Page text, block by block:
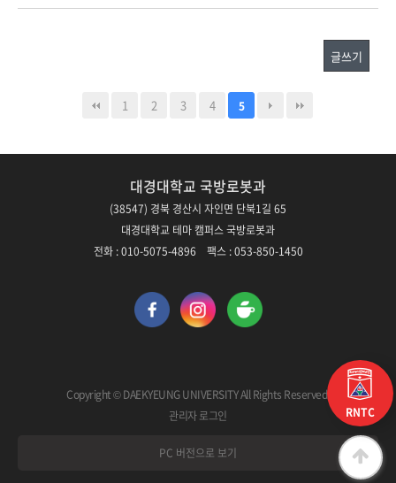
RNTC
글쓰기
1 2 3 4 5
대경대학교 국방로봇과
(38547) 경북 경산시 자인면 단북1길 65
대경대학교 테마 캠퍼스 국방로봇과
전화 : 010-5075-4896 팩스 : 053-850-1450
Copyright © DAEKYEUNG UNIVERSITY All Rights Reserved.
관리자 로그인
PC 버전으로 보기